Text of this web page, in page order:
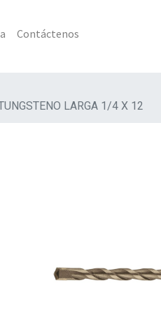
Contáctenos
LARGA 1/4 X 12